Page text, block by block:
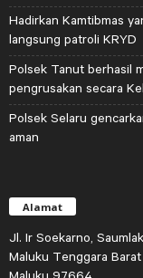
Hadirkan Kamtibmas
langsung patroli KRYD
Polsek Tanut berhasil
pengrusakan secara
Polsek Selaru
aman
Alamat
Jl. Ir Soekarno,
Maluku Tenggara Barat